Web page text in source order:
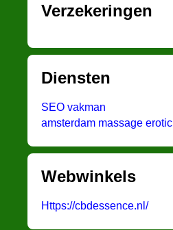
Verzekeringen
Diensten
SEO vakman
amsterdam massage erotic
Webwinkels
Https://cbdessence.nl/